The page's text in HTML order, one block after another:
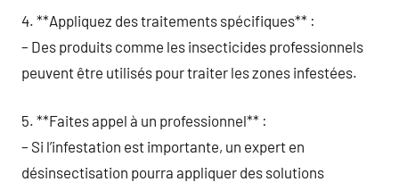
4. **Appliquez des traitements spécifiques** :
– Des produits comme les insecticides professionnels
peuvent être utilisés pour traiter les zones infestées.
5. **Faites appel à un professionnel** :
– Si l’infestation est importante, un expert en
désinsectisation pourra appliquer des solutions